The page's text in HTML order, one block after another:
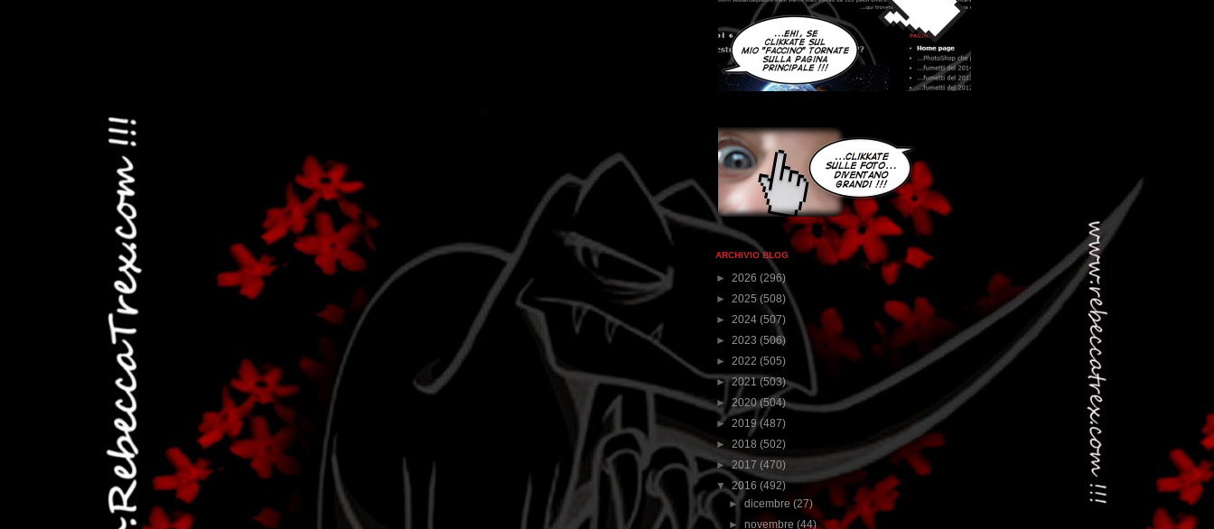
ARCHIVIO BLOG
► 2026 (296)
► 2025 (508)
► 2024 (507)
► 2023 (506)
► 2022 (505)
►2021(503)
► 2020(504)
► 2019(487)
► 2018 (502)
►2017 (470)
▼ 2016 (492)
►dicembre(27)
►novembre(44)